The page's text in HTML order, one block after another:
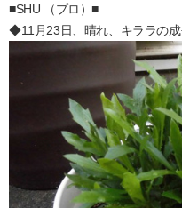
■SHU （プロ）■
◆11月23日、晴れ、キララの